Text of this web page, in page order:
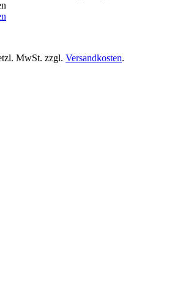
MwSt. zzgl. Versandkosten.